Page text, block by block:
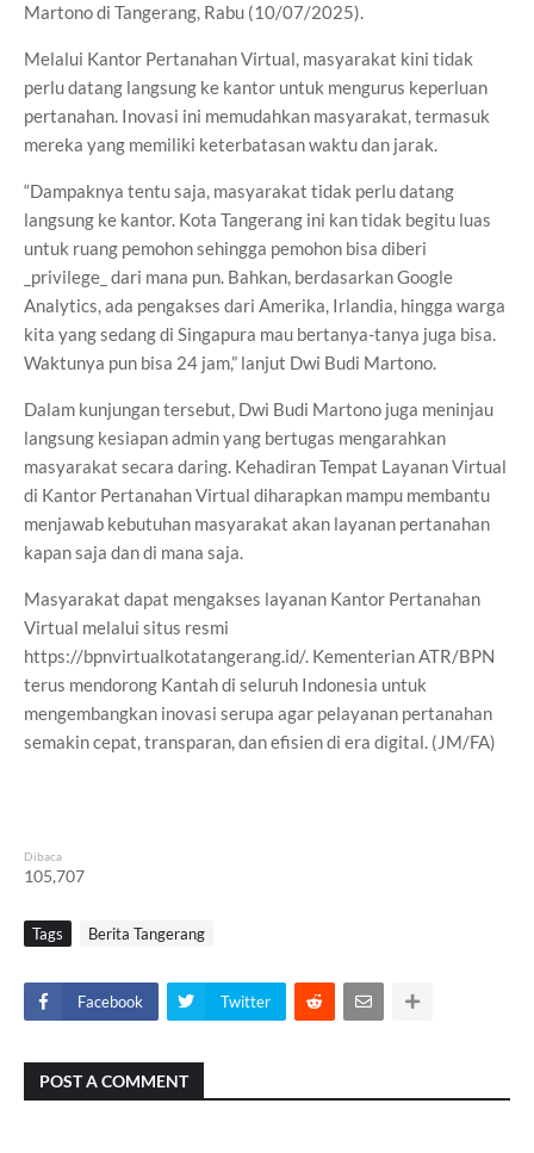
Martono di Tangerang, Rabu (10/07/2025).
Melalui Kantor Pertanahan Virtual, masyarakat kini tidak
perlu datang langsung ke kantor untuk mengurus keperluan
pertanahan. Inovasi ini memudahkan masyarakat, termasuk
mereka yang memiliki keterbatasan waktu dan jarak.
“Dampaknya tentu saja, masyarakat tidak perlu datang
langsung ke kantor. Kota Tangerang ini kan tidak begitu luas
untuk ruang pemohon sehingga pemohon bisa diberi
_privilege_ dari mana pun. Bahkan, berdasarkan Google
Analytics, ada pengakses dari Amerika, Irlandia, hingga warga
kita yang sedang di Singapura mau bertanya-tanya juga bisa.
Waktunya pun bisa 24 jam,” lanjut Dwi Budi Martono.
Dalam kunjungan tersebut, Dwi Budi Martono juga meninjau
langsung kesiapan admin yang bertugas mengarahkan
masyarakat secara daring. Kehadiran Tempat Layanan Virtual
di Kantor Pertanahan Virtual diharapkan mampu membantu
menjawab kebutuhan masyarakat akan layanan pertanahan
kapan saja dan di mana saja.
Masyarakat dapat mengakses layanan Kantor Pertanahan
Virtual melalui situs resmi
https://bpnvirtualkotatangerang.id/. Kementerian ATR/BPN
terus mendorong Kantah di seluruh Indonesia untuk
mengembangkan inovasi serupa agar pelayanan pertanahan
semakin cepat, transparan, dan efisien di era digital. (JM/FA)
Dibaca
105,707
Tags Berita Tangerang
Facebook Twitter
POST A COMMENT